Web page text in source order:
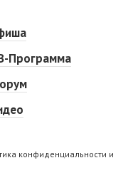
Программа
конфиденциальности и